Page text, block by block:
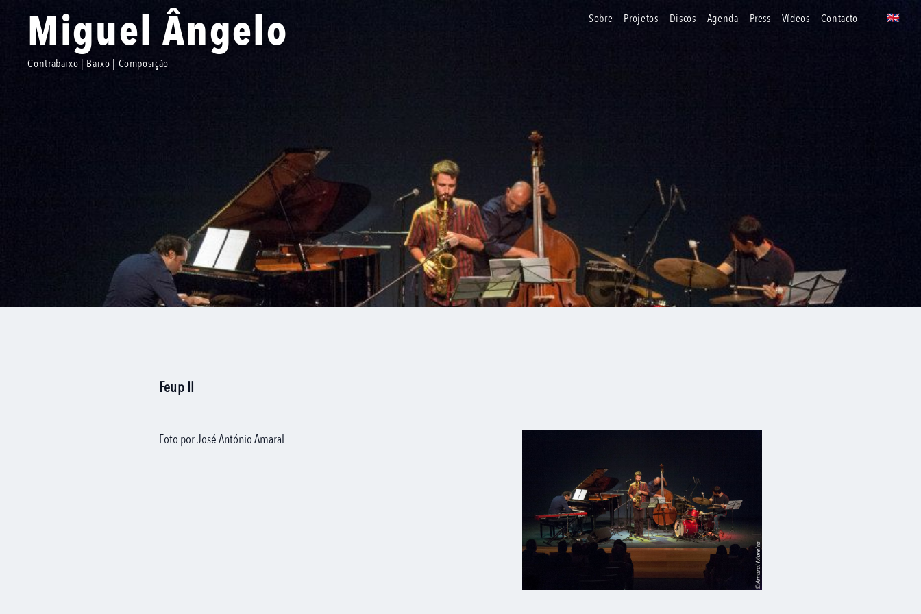
sobre projetos discos agenda press vídeos contacto 🇬🇧
uk
Miguel Ângelo
Contrabaixo | Baixo | Composição
Feup II
Foto por José António Amaral